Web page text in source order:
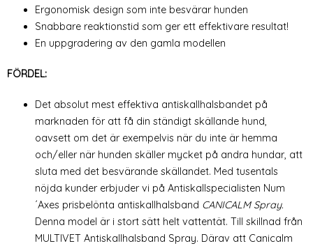
Ergonomisk design som inte besvärar hunden
Snabbare reaktionstid som ger ett effektivare resultat!
En uppgradering av den gamla modellen
FÖRDEL:
Det absolut mest effektiva antiskallhalsbandet på
marknaden för att få din ständigt skällande hund,
oavsett om det är exempelvis när du inte är hemma
och/eller när hunden skäller mycket på andra hundar, att
sluta med det besvärande skällandet. Med tusentals
nöjda kunder erbjuder vi på Antiskallspecialisten Num
´Axes prisbelönta antiskallhalsband CANICALM Spray.
Denna model är i stort sätt helt vattentät. Till skillnad från
MULTIVET Antiskallhalsband Spray. Därav att Canicalm